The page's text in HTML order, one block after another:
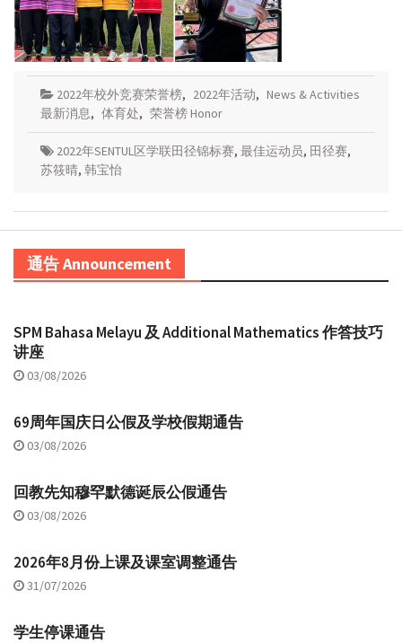
2022年校外竞赛荣誉榜, 2022年活动, News & Activities
最新消息, 体育处, 荣誉榜 Honor
2022年SENTUL区学联田径锦标赛, 最佳运动员, 田径赛,
苏筱晴, 韩宝怡
通告 Announcement
SPM Bahasa Melayu 及 Additional Mathematics 作答技巧
讲座
03/08/2026
69周年国庆日公假及学校假期通告
03/08/2026
回教先知穆罕默德诞辰公假通告
03/08/2026
2026年8月份上课及课室调整通告
31/07/2026
学生停课通告